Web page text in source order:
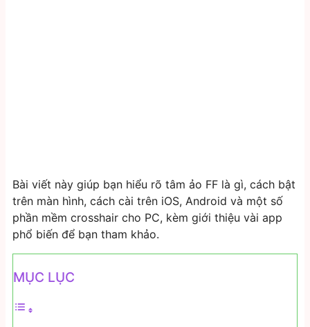
Bài viết này giúp bạn hiểu rõ tâm ảo FF là gì, cách bật
trên màn hình, cách cài trên iOS, Android và một số
phần mềm crosshair cho PC, kèm giới thiệu vài app
phổ biến để bạn tham khảo.
MỤC LỤC